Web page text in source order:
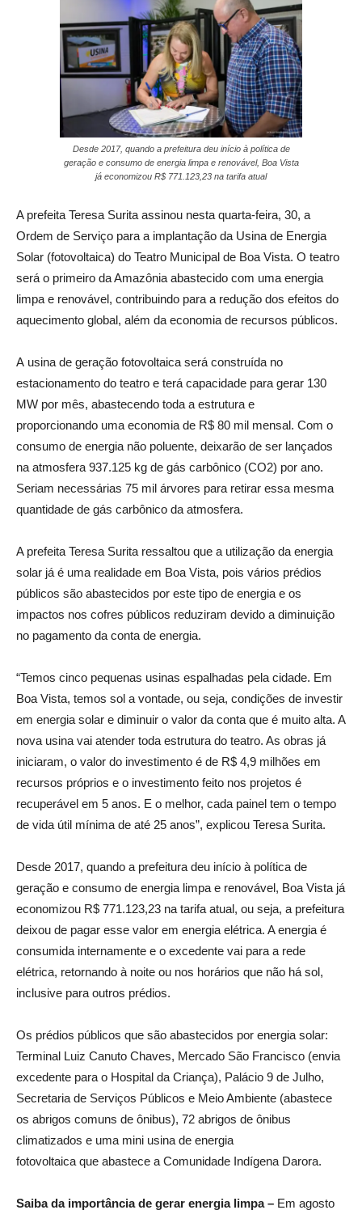
Desde 2017, quando a prefeitura deu início à política de
geração e consumo de energia limpa e renovável, Boa Vista
já economizou R$ 771.123,23 na tarifa atual
A prefeita Teresa Surita assinou nesta quarta-feira, 30, a
Ordem de Serviço para a implantação da Usina de Energia
Solar (fotovoltaica) do Teatro Municipal de Boa Vista. O teatro
será o primeiro da Amazônia abastecido com uma energia
limpa e renovável, contribuindo para a redução dos efeitos do
aquecimento global, além da economia de recursos públicos.
A usina de geração fotovoltaica será construída no
estacionamento do teatro e terá capacidade para gerar 130
MW por mês, abastecendo toda a estrutura e
proporcionando uma economia de R$ 80 mil mensal. Com o
consumo de energia não poluente, deixarão de ser lançados
na atmosfera 937.125 kg de gás carbônico (CO2) por ano.
Seriam necessárias 75 mil árvores para retirar essa mesma
quantidade de gás carbônico da atmosfera.
A prefeita Teresa Surita ressaltou que a utilização da energia
solar já é uma realidade em Boa Vista, pois vários prédios
públicos são abastecidos por este tipo de energia e os
impactos nos cofres públicos reduziram devido a diminuição
no pagamento da conta de energia.
“Temos cinco pequenas usinas espalhadas pela cidade. Em
Boa Vista, temos sol a vontade, ou seja, condições de investir
em energia solar e diminuir o valor da conta que é muito alta. A
nova usina vai atender toda estrutura do teatro. As obras já
iniciaram, o valor do investimento é de R$ 4,9 milhões em
recursos próprios e o investimento feito nos projetos é
recuperável em 5 anos. E o melhor, cada painel tem o tempo
de vida útil mínima de até 25 anos”, explicou Teresa Surita.
Desde 2017, quando a prefeitura deu início à política de
geração e consumo de energia limpa e renovável, Boa Vista já
economizou R$ 771.123,23 na tarifa atual, ou seja, a prefeitura
deixou de pagar esse valor em energia elétrica. A energia é
consumida internamente e o excedente vai para a rede
elétrica, retornando à noite ou nos horários que não há sol,
inclusive para outros prédios.
Os prédios públicos que são abastecidos por energia solar:
Terminal Luiz Canuto Chaves, Mercado São Francisco (envia
excedente para o Hospital da Criança), Palácio 9 de Julho,
Secretaria de Serviços Públicos e Meio Ambiente (abastece
os abrigos comuns de ônibus), 72 abrigos de ônibus
climatizados e uma mini usina de energia
fotovoltaica que abastece a Comunidade Indígena Darora.
Saiba da importância de gerar energia limpa – Em agosto